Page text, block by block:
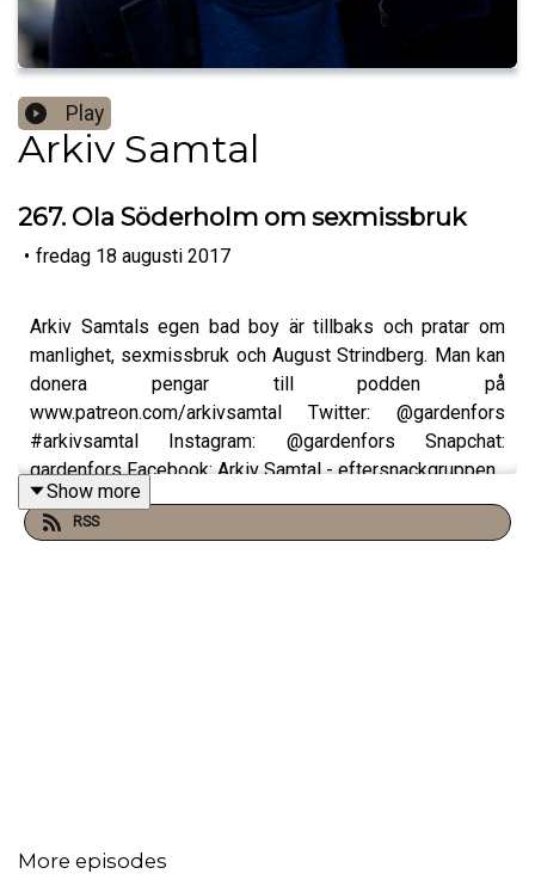
Play
Arkiv Samtal
267. Ola Söderholm om sexmissbruk
• fredag 18 augusti 2017
Arkiv Samtals egen bad boy är tillbaks och pratar om
manlighet, sexmissbruk och August Strindberg. Man kan
donera pengar till podden på
www.patreon.com/arkivsamtal Twitter: @gardenfors
#arkivsamtal Instagram: @gardenfors Snapchat:
gardenfors Facebook: Arkiv Samtal - eftersnackgruppen
Show more
RSS
More episodes